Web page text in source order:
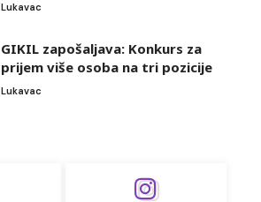
Lukavac
GIKIL zapošaljava: Konkurs za
prijem više osoba na tri pozicije
Lukavac